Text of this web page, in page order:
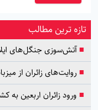
تازه ترین مطالب
■آتش‌سوزی جنگل‌های
■روایت‌های زائران از
■ ورود زائران اربعین به